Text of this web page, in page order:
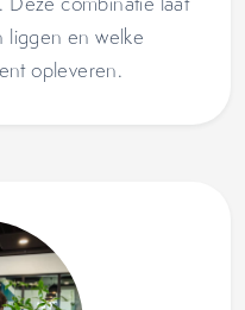
liggen en welke
opleveren.